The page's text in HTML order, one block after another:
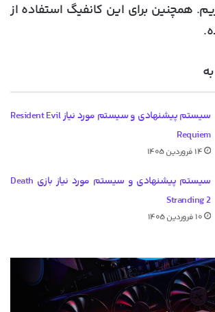
همچنین برای این کانفیگ استفاده از
سیستم پیشنهادی و سیستم مورد نیاز Resident Evil
Requiem
۱۴ فروردین ۱۴۰۵
سیستم پیشنهادی و سیستم مورد نیاز بازی Death
Stranding 2
۱۰ فروردین ۱۴۰۵